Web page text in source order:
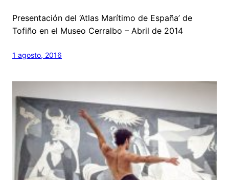
Presentación del ‘Atlas Marítimo de España’ de
Tofiño en el Museo Cerralbo – Abril de 2014
1 agosto, 2016